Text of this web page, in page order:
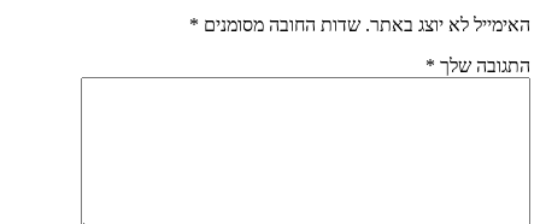
האימייל לא יוצג באתר. שדות החובה מסומנים *
התגובה שלך *